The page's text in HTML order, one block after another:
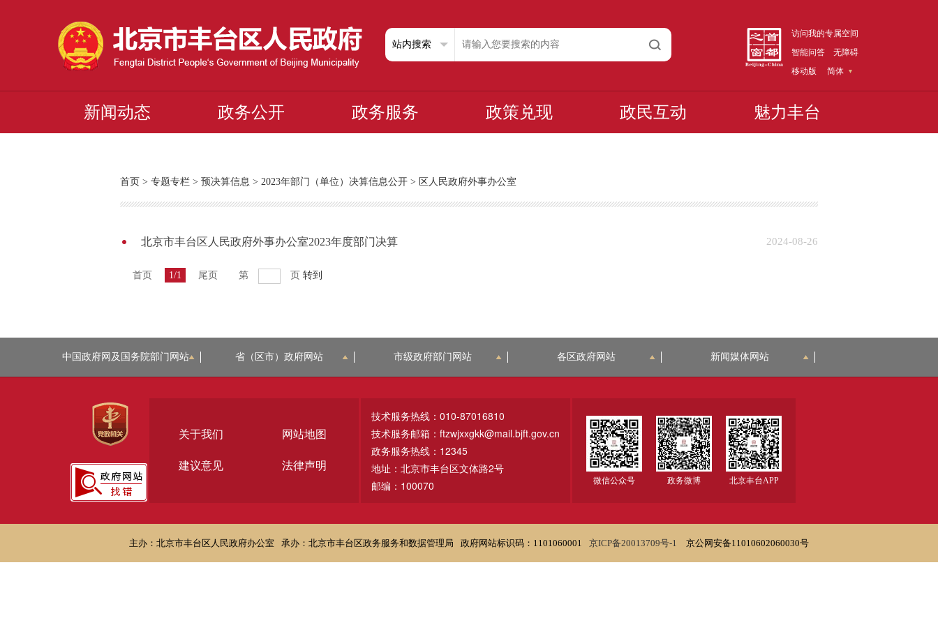
访问我的专属空间
智能问答
无障碍
移动版
简体
新闻动态 政务公开 政务服务 政策兑现 政民互动 魅力丰台
首页 > 专题专栏 > 预决算信息 > 2023年部门（单位）决算信息公开 > 区人民政府外事办公室
北京市丰台区人民政府外事办公室2023年度部门决算 2024-08-26
首页 1/1 尾页 第 页 转到
中国政府网及国务院部门网站 省（区市）政府网站 市级政府部门网站 各区政府网站 新闻媒体网站
关于我们 网站地图
建议意见 法律声明
技术服务热线：010-87016810
技术服务邮箱：ftzwjxxgkk@mail.bjft.gov.cn
政务服务热线：12345
地址：北京市丰台区文体路2号
邮编：100070
微信公众号 政务微博 北京丰台APP
主办：北京市丰台区人民政府办公室 承办：北京市丰台区政务服务和数据管理局 政府网站标识码：1101060001 京ICP备20013709号-1 京公网安备11010602060030号